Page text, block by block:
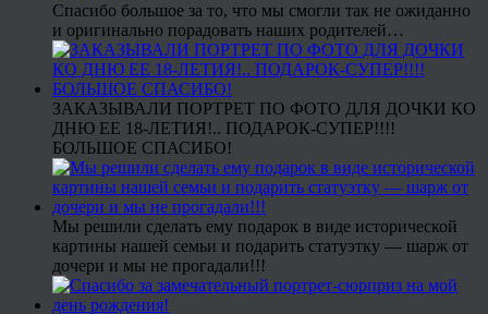
Спасибо большое за то, что мы смогли так не ожиданно
и оригинально порадовать наших родителей…
ЗАКАЗЫВАЛИ ПОРТРЕТ ПО ФОТО ДЛЯ ДОЧКИ КО
ДНЮ ЕЕ 18-ЛЕТИЯ!.. ПОДАРОК-СУПЕР!!!!
БОЛЬШОЕ СПАСИБО!
Мы решили сделать ему подарок в виде исторической
картины нашей семьи и подарить статуэтку — шарж от
дочери и мы не прогадали!!!